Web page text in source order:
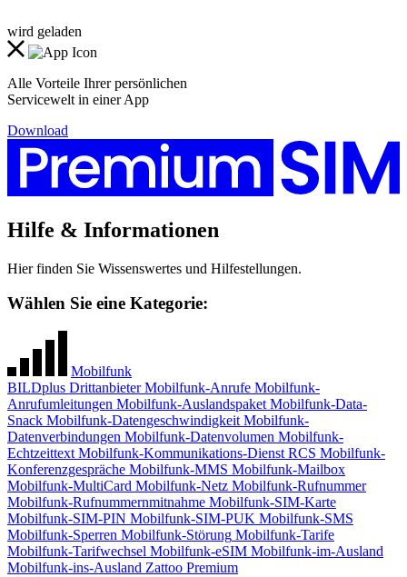
wird geladen
Alle Vorteile Ihrer persönlichen
Servicewelt in einer App
Download
Hilfe & Informationen
Hier finden Sie Wissenswertes und Hilfestellungen.
Wählen Sie eine Kategorie:
Mobilfunk
BILDplus DrittanbieterMobilfunk-Anrufe Mobilfunk-
Anrufumleitungen Mobilfunk-Auslandspaket Mobilfunk-Data-
Snack Mobilfunk-Datengeschwindigkeit Mobilfunk-
Datenverbindungen Mobilfunk-Datenvolumen Mobilfunk-
Echtzeittext Mobilfunk-Kommunikations-Dienst RCS Mobilfunk-
Konferenzgespräche Mobilfunk-MMS Mobilfunk-Mailbox
Mobilfunk-MultiCard Mobilfunk-Netz Mobilfunk-Rufnummer
Mobilfunk-Rufnummernmitnahme Mobilfunk-SIM-Karte
Mobilfunk-SIM-PIN Mobilfunk-SIM-PUK Mobilfunk-SMS
Mobilfunk-Sperren Mobilfunk-Störung Mobilfunk-Tarife
Mobilfunk-Tarifwechsel Mobilfunk-eSIM Mobilfunk-im-Ausland
Mobilfunk-ins-Ausland Zattoo Premium